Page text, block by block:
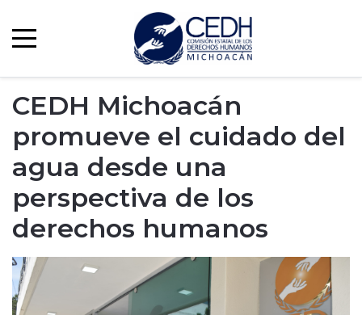
CEDH Michoacán
promueve el cuidado del
agua desde una
perspectiva de los
derechos humanos